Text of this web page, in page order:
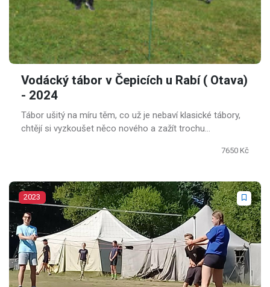
Vodácký tábor v Čepicích u Rabí ( Otava)
- 2024
Tábor ušitý na míru těm, co už je nebaví klasické tábory,
chtějí si vyzkoušet něco nového a zažít trochu
7650 Kč
2023